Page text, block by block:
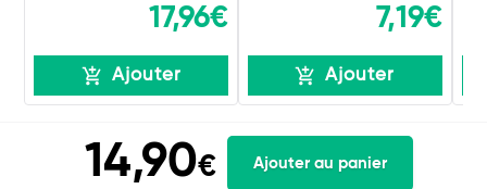
17,96€
Ajouter
7,19€
Ajouter
14,90€ Ajouter au panier